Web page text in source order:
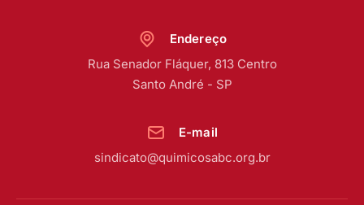
Endereço
Rua Senador Fláquer, 813 Centro
Santo André - SP
E-mail
sindicato@quimicosabc.org.br